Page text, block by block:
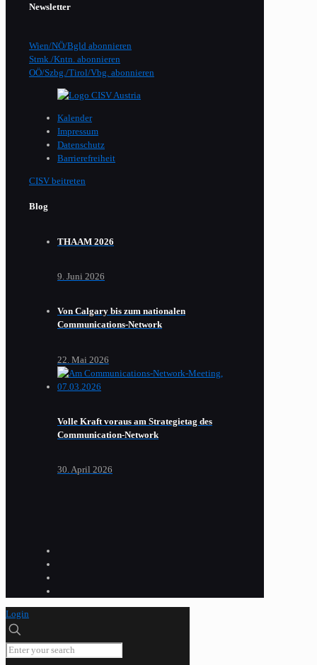
Newsletter
Wien/NÖ/Bgld abonnieren
Stmk./Kntn. abonnieren
OÖ/Szbg./Tirol/Vbg. abonnieren
Kalender
Impressum
Datenschutz
Barrierefreiheit
CISV beitreten
Blog
THAAM 2026
9. Juni 2026
Von Calgary bis zum nationalen
Communications-Network
22. Mai 2026
Volle Kraft voraus am Strategietag des
Communication-Network
30. April 2026
Login